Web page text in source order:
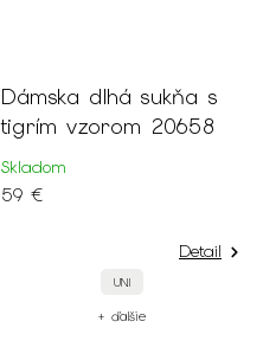
Dámska dlhá sukňa s
tigrím vzorom 20658
Skladom
59 €
Detail
UNI
+ ďalšie